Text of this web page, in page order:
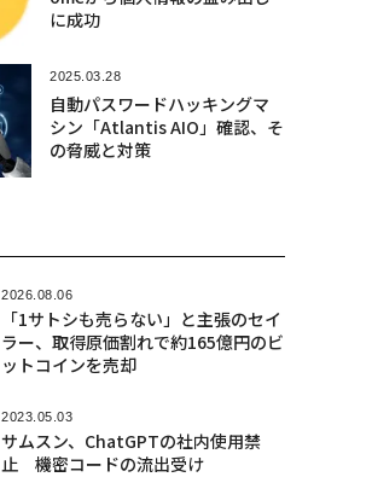
に成功
2025.03.28
自動パスワードハッキングマ
シン「Atlantis AIO」確認、そ
の脅威と対策
2026.08.06
「1サトシも売らない」と主張のセイ
ラー、取得原価割れで約165億円のビ
ットコインを売却
2023.05.03
サムスン、ChatGPTの社内使用禁
止 機密コードの流出受け